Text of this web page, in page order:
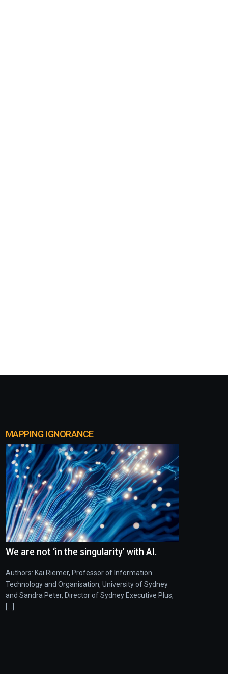
MAPPING IGNORANCE
We are not ‘in the singularity’ with AI.
Authors: Kai Riemer, Professor of Information
Technology and Organisation, University of Sydney
and Sandra Peter, Director of Sydney Executive Plus,
[...]